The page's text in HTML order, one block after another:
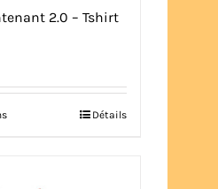
2.0 – Tshirt
Ce
Détails